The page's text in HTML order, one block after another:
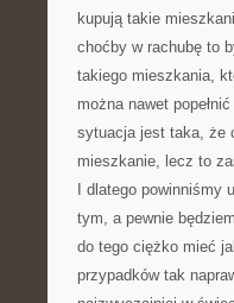
kupują takie
choćby w rachubę to
takiego mieszkania,
można nawet
sytuacja jest taka, że
mieszkanie, lecz to
I dlatego
tym, a pewnie
do tego ciężko mieć
przypadków tak